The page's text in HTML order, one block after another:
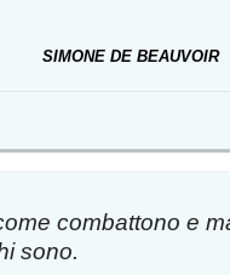
SIMONE DE BEAUVOIR
combattono e
sono.